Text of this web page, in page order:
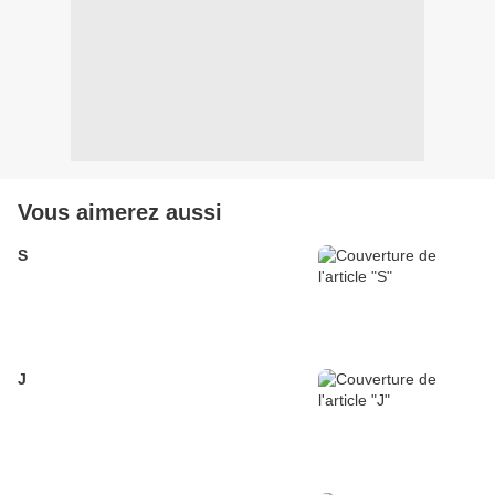
Vous aimerez aussi
S
J